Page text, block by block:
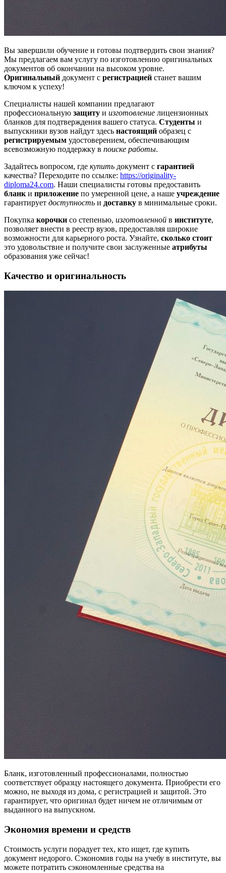
Вы завершили обучение и готовы подтвердить свои знания?
Мы предлагаем вам услугу по изготовлению оригинальных
документов об окончании на высоком уровне.
Оригинальный документ с регистрацией станет вашим
ключом к успеху!
Специалисты нашей компании предлагают
профессиональную защиту и изготовление лицензионных
бланков для подтверждения вашего статуса. Студенты и
выпускники вузов найдут здесь настоящий образец с
регистрируемым удостоверением, обеспечивающим
всевозможную поддержку в поиске работы.
Задайтесь вопросом, где купить документ с гарантией
качества? Переходите по ссылке: https://originality-
diploma24.com. Наши специалисты готовы предоставить
бланк и приложение по умеренной цене, а наше учреждение
гарантирует доступность и доставку в минимальные сроки.
Покупка корочки cо степенью, изготовленной в институте,
позволяет внести в реестр вузов, предоставляя широкие
возможности для карьерного роста. Узнайте, сколько стоит
это удовольствие и получите свои заслуженные атрибуты
образования уже сейчас!
Качество и оригинальность
Бланк, изготовленный профессионалами, полностью
соответствует образцу настоящего документа. Приобрести его
можно, не выходя из дома, с регистрацией и защитой. Это
гарантирует, что оригинал будет ничем не отличимым от
выданного на выпускном.
Экономия времени и средств
Стоимость услуги порадует тех, кто ищет, где купить
документ недорого. Сэкономив годы на учебу в институте, вы
можете потратить сэкономленные средства на